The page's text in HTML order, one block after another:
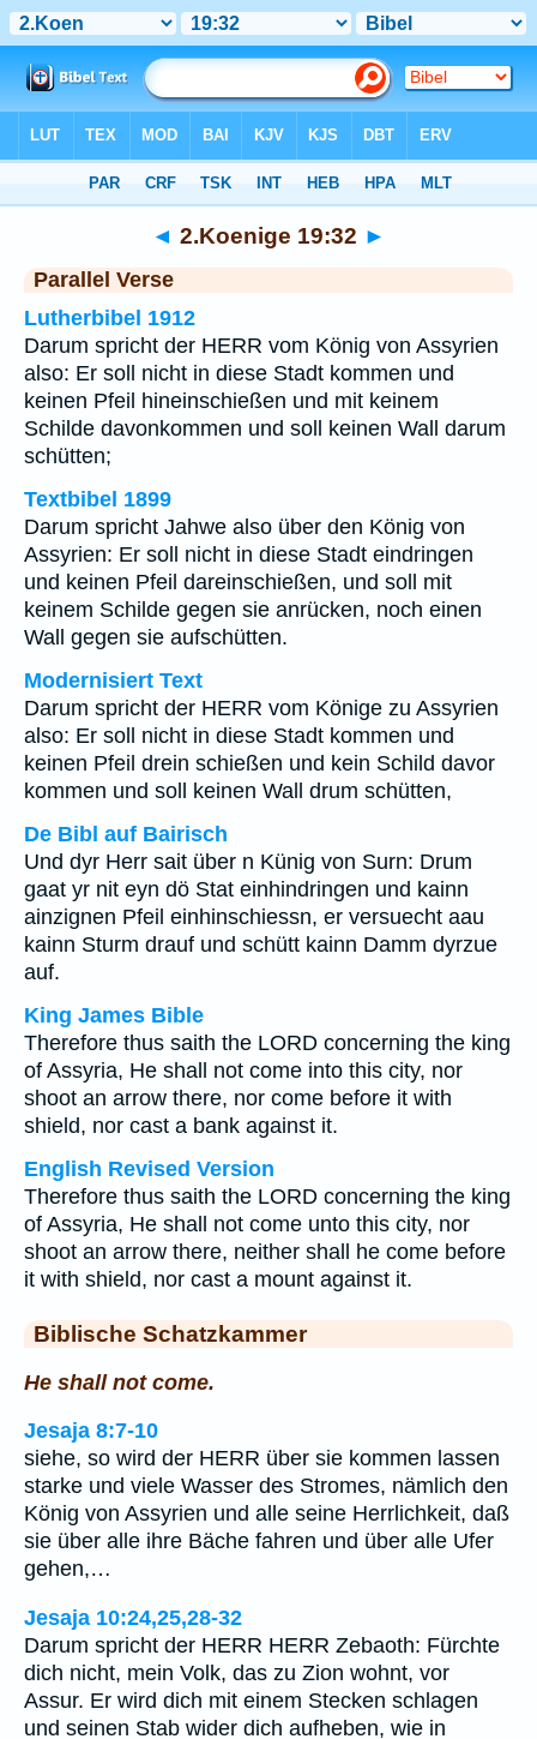
◄ 2.Koenige 19:32 ►
Parallel Verse
Lutherbibel 1912
Darum spricht der HERR vom König von Assyrien
also: Er soll nicht in diese Stadt kommen und
keinen Pfeil hineinschießen und mit keinem
Schilde davonkommen und soll keinen Wall darum
schütten;
Textbibel 1899
Darum spricht Jahwe also über den König von
Assyrien: Er soll nicht in diese Stadt eindringen
und keinen Pfeil dareinschießen, und soll mit
keinem Schilde gegen sie anrücken, noch einen
Wall gegen sie aufschütten.
Modernisiert Text
Darum spricht der HERR vom Könige zu Assyrien
also: Er soll nicht in diese Stadt kommen und
keinen Pfeil drein schießen und kein Schild davor
kommen und soll keinen Wall drum schütten,
De Bibl auf Bairisch
Und dyr Herr sait über n Künig von Surn: Drum
gaat yr nit eyn dö Stat einhindringen und kainn
ainzignen Pfeil einhinschiessn, er versuecht aau
kainn Sturm drauf und schütt kainn Damm dyrzue
auf.
King James Bible
Therefore thus saith the LORD concerning the king
of Assyria, He shall not come into this city, nor
shoot an arrow there, nor come before it with
shield, nor cast a bank against it.
English Revised Version
Therefore thus saith the LORD concerning the king
of Assyria, He shall not come unto this city, nor
shoot an arrow there, neither shall he come before
it with shield, nor cast a mount against it.
Biblische Schatzkammer
He shall not come.
Jesaja 8:7-10
siehe, so wird der HERR über sie kommen lassen
starke und viele Wasser des Stromes, nämlich den
König von Assyrien und alle seine Herrlichkeit, daß
sie über alle ihre Bäche fahren und über alle Ufer
gehen,…
Jesaja 10:24,25,28-32
Darum spricht der HERR HERR Zebaoth: Fürchte
dich nicht, mein Volk, das zu Zion wohnt, vor
Assur. Er wird dich mit einem Stecken schlagen
und seinen Stab wider dich aufheben, wie in